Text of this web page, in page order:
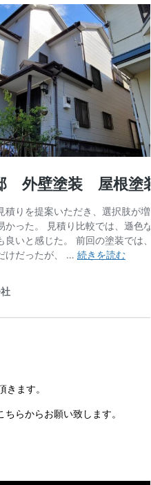
ます。
らからお願い致します。